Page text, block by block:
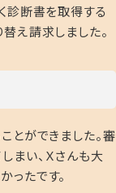
診断書を取得する
え請求しました。
とができました。審
まい、Ｘさんも大
たです。